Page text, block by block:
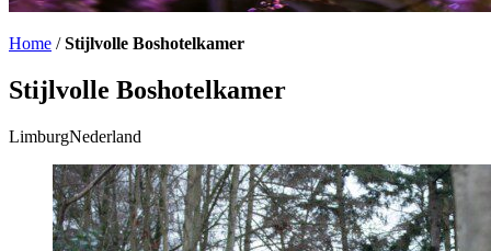
Home /Stijlvolle Boshotelkamer
Stijlvolle Boshotelkamer
LimburgNederland